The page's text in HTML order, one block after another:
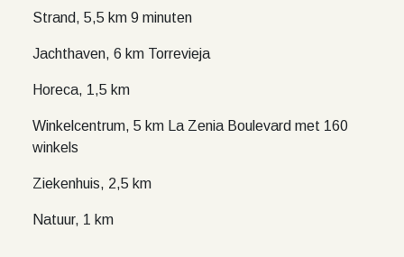
Strand, 5,5 km 9 minuten
Jachthaven, 6 km Torrevieja
Horeca, 1,5 km
Winkelcentrum, 5 km La Zenia Boulevard met 160
winkels
Ziekenhuis, 2,5 km
Natuur, 1 km